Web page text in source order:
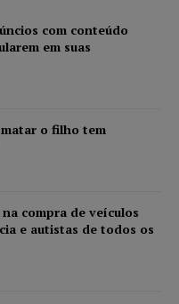
com conteúdo
em suas
o filho tem
compra de veículos
e autistas de todos os